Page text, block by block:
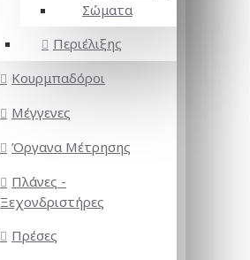
Σώματα
Περιέλιξης
Κουρμπαδόροι
Μέγγενες
Όργανα Μέτρησης
Πλάνες -
Ξεχονδριστήρες
Πρέσες